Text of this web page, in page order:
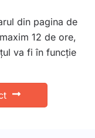
din pagina de
12 de ore,
va fi în funcție